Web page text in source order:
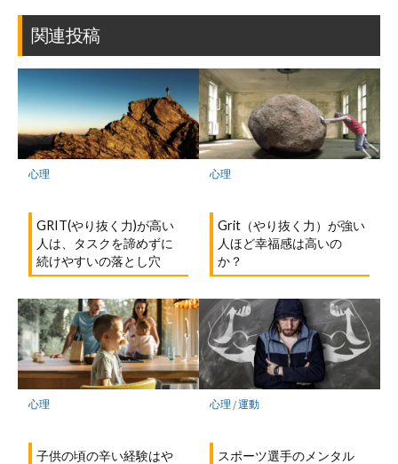
ク
ー
ク
に
保
存
関連投稿
心理
GRIT(やり抜く力)が高い
人は、タスクを諦めずに
続けやすいの落とし穴
心理
Grit（やり抜く力）が強い
人ほど幸福感は高いの
か？
心理
子供の頃の辛い経験はや
心理 /運動
スポーツ選手のメンタル